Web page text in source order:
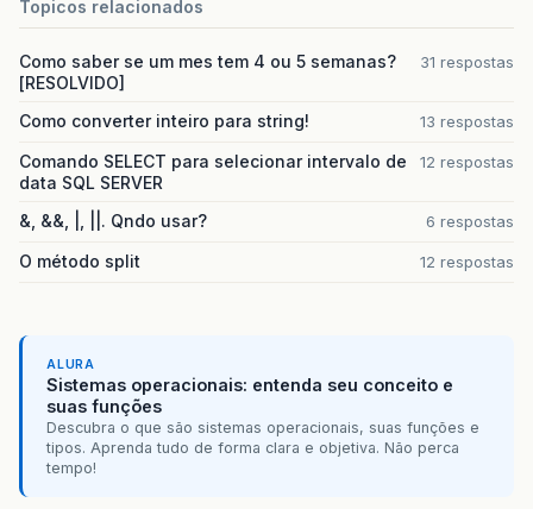
Topicos relacionados
Como saber se um mes tem 4 ou 5 semanas?
[RESOLVIDO]
31 respostas
Como converter inteiro para string! 13 respostas
Comando SELECT para selecionar intervalo de
data SQL SERVER
12 respostas
&, &&, |, ||. Qndo usar? 6 respostas
O método split 12 respostas
ALURA
Sistemas operacionais: entenda seu conceito e
suas funções
Descubra o que são sistemas operacionais, suas funções e
tipos. Aprenda tudo de forma clara e objetiva. Não perca
tempo!